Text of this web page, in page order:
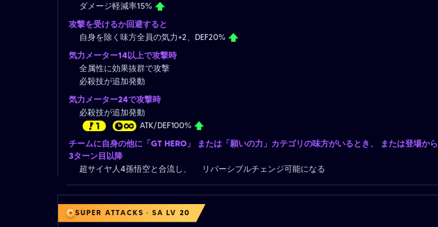
ダメージ軽減率15%
攻撃を受けるか回避すると
自身を除く味方全員の気力+2、DEF20%
気力メーター14以上で攻撃時
全属性に効果抜群で攻撃
必殺技が追加発動
気力メーター24で攻撃時
必殺技が追加発動
ATK/DEF100%
チームに自身の他に「GT HERO」 または「願いの力」カテゴリの味方がいるとき、 または登場から
3ターン目以降
超サイヤ人4孫悟空と合流し、 リバーシブルチェンジ可能になる
SUPER ATTACKS · SA LV 20